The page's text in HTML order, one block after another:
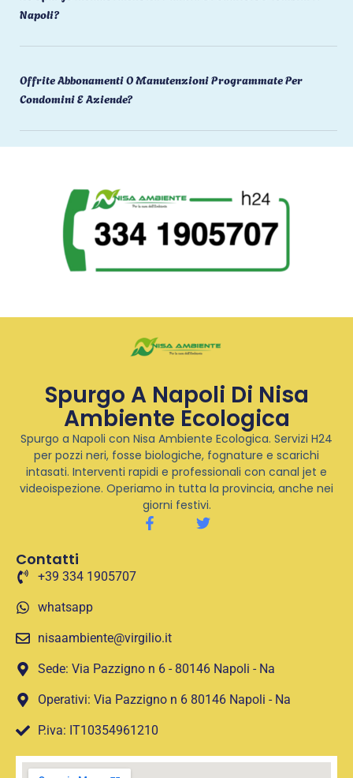
Napoli?
Offrite Abbonamenti O Manutenzioni Programmate Per
Condomini E Aziende?
Spurgo A Napoli Di Nisa
Ambiente Ecologica
Spurgo a Napoli con Nisa Ambiente Ecologica. Servizi H24
per pozzi neri, fosse biologiche, fognature e scarichi
intasati. Interventi rapidi e professionali con canal jet e
videoispezione. Operiamo in tutta la provincia, anche nei
giorni festivi.
Contatti
+39 334 1905707
whatsapp
nisaambiente@virgilio.it
Sede: Via Pazzigno n 6 - 80146 Napoli - Na
Operativi: Via Pazzigno n 6 80146 Napoli - Na
P.iva: IT10354961210